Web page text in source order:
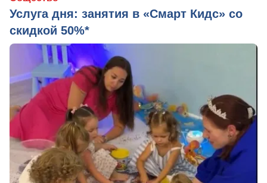
Услуга дня: занятия в «Смарт Кидс» со
скидкой 50%*